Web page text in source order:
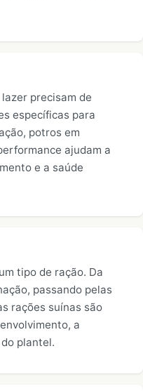
precisam de
específicas para
potros em
ajudam a
e a saúde
tipo de ração. Da
passando pelas
rações suínas são
a
plantel.